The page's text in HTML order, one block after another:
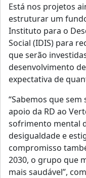
Está nos projetos
estruturar um
Instituto para o
Social (IDIS) para
que serão
desenvolvimento
expectativa de
“Sabemos que
apoio da RD ao
sofrimento mental
desigualdade e
compromisso
2030, o grupo que
mais saudável”,